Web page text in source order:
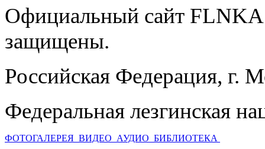
Официальный сайт
защищены.
Российская Федерация, г.
Федеральная лезгинская
ФОТОГАЛЕРЕЯ ВИДЕО АУДИО БИБЛИОТЕКА